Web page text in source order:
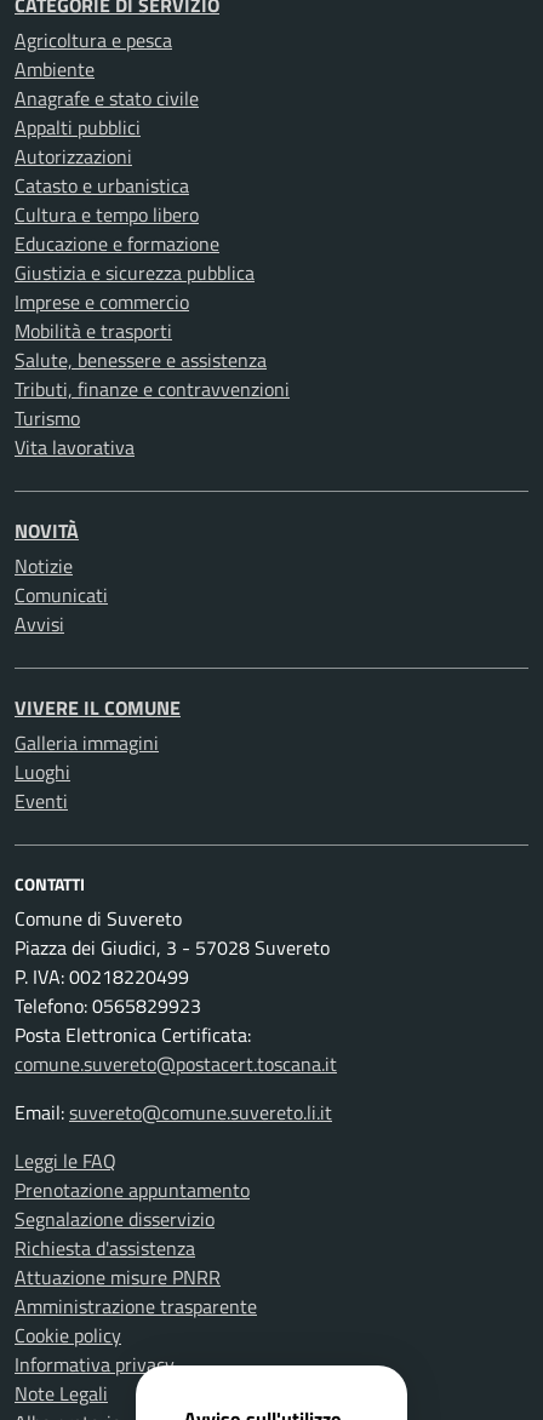
Agricoltura e pesca
Ambiente
Anagrafe e stato civile
Appalti pubblici
Autorizzazioni
Catasto e urbanistica
Cultura e tempo libero
Educazione e formazione
Giustizia e sicurezza pubblica
Imprese e commercio
Mobilità e trasporti
Salute, benessere e assistenza
Tributi, finanze e contravvenzioni
Turismo
Vita lavorativa
NOVITÀ
Notizie
Comunicati
Avvisi
VIVERE IL COMUNE
Galleria immagini
Luoghi
Eventi
CONTATTI
Comune di Suvereto
Piazza dei Giudici, 3 - 57028 Suvereto
P. IVA: 00218220499
Telefono: 0565829923
Posta Elettronica Certificata:
comune.suvereto@postacert.toscana.it
Email:suvereto@comune.suvereto.li.it
Leggi le FAQ
Prenotazione appuntamento
Segnalazione disservizio
Richiesta d'assistenza
Attuazione misure PNRR
Amministrazione trasparente
Cookie policy
Informativa privacy
Note Legali